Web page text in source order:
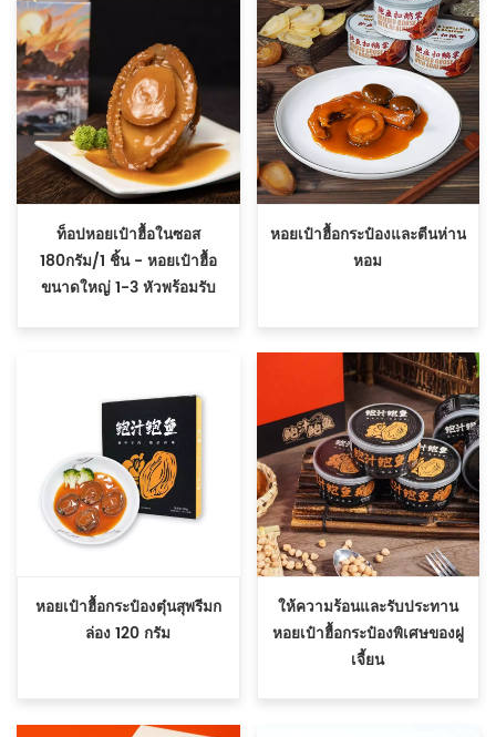
ท็อปหอยเป๋าฮื้อในซอส
180กรัม/1 ชิ้น - หอยเป๋าฮื้อ
ขนาดใหญ่ 1-3 หัวพร้อมรับ
หอยเป๋าฮื้อกระป๋องและตีนห่าน
หอม
หอยเป๋าฮื้อกระป๋องตุ๋นสุพรีมก
ล่อง 120 กรัม
ให้ความร้อนและรับประทาน
หอยเป๋าฮื้อกระป๋องพิเศษของฝู
เจี้ยน